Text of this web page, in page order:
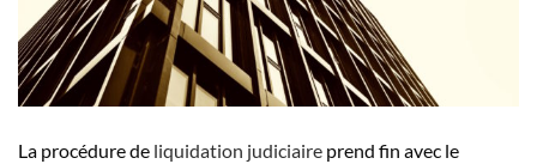
La procédure de liquidation judiciaire prend fin avec le